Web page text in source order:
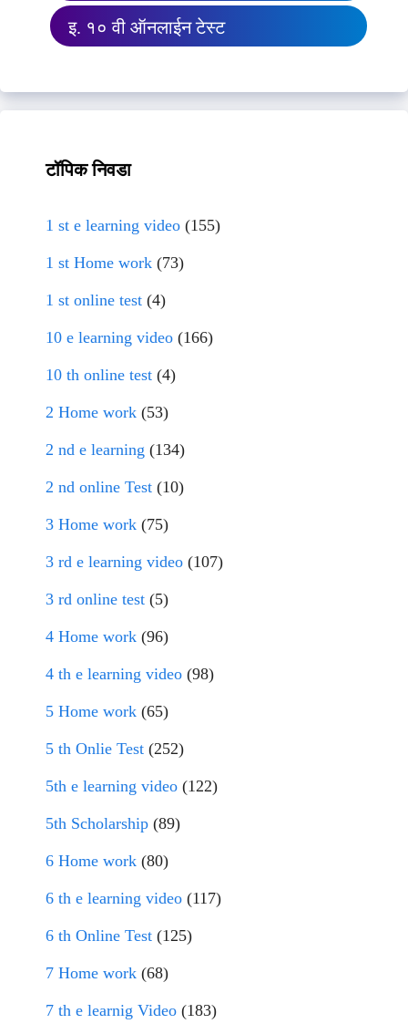
इ. १० वी ऑनलाईन टेस्ट
टॉपिक निवडा
1 st e learning video (155)
1 st Home work (73)
1 st online test (4)
10 e learning video (166)
10 th online test (4)
2 Home work (53)
2 nd e learning (134)
2 nd online Test (10)
3 Home work (75)
3 rd e learning video (107)
3 rd online test (5)
4 Home work (96)
4 th e learning video (98)
5 Home work (65)
5 th Onlie Test (252)
5th e learning video (122)
5th Scholarship (89)
6 Home work (80)
6 th e learning video (117)
6 th Online Test (125)
7 Home work (68)
7 th e learnig Video (183)